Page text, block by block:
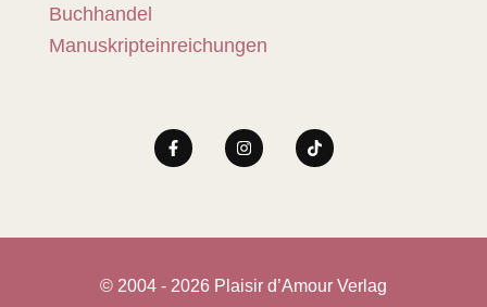
Buchhandel
Manuskripteinreichungen
© 2004 - 2026 Plaisir d’Amour Verlag